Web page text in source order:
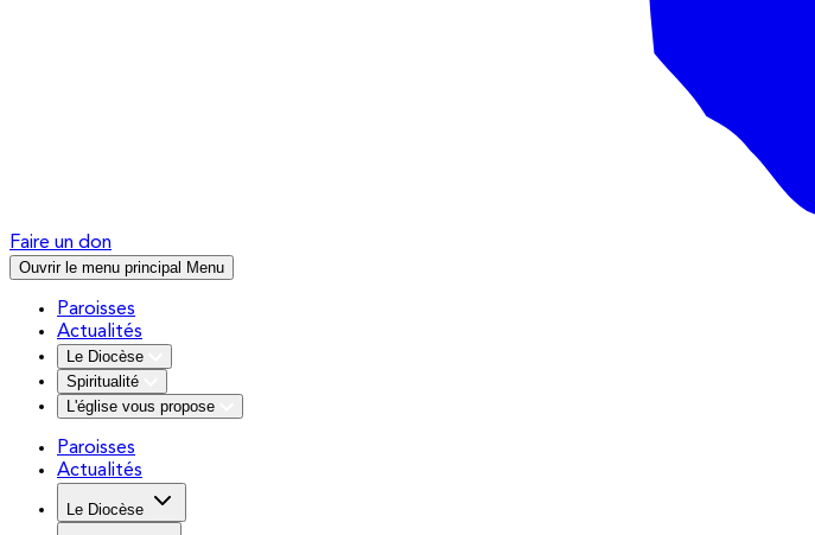
Faire un don
Ouvrir le menu principal Menu
Paroisses
Actualités
Le Diocèse
Spiritualité
L'église vous propose
Paroisses
Actualités
Le Diocèse